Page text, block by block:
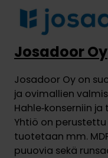
Josadoor Oy
Josadoor Oy on
ja ovimallien
Hahle‑konserniin
Yhtiö on
tuotetaan mm.
puuovia sekä